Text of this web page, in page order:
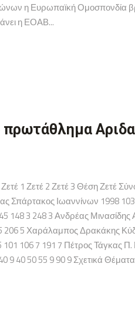
η Ευρωπαϊκή Ομοσπονδία
η ΕΟΑΒ...
1 Ζετέ 2 Ζετέ 3 Θέση Ζετέ
Σπάρτακος Ιωαννίνων 1998
3 248 3 Ανδρέας Μινασίδης
206 5 Χαράλαμπος Δρακάκης
106 7 191 7 Πέτρος Τάγκας
40 50 55 9 90 9 Σχετικά